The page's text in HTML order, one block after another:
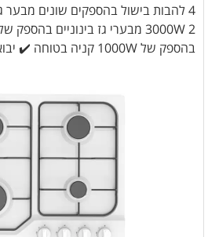
4 להבות בישול בהספקים שונים
בהספק של 1000W קניה בטוחה ✔️ יבואן רשמי ✔️